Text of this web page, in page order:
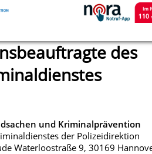
des
und Kriminalprävention
der Polizeidirektion
Waterloostraße 9, 30169